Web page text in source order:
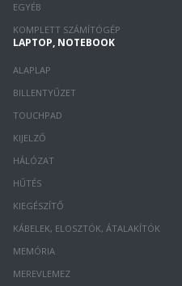
EGYÉB
KOMPLETT SZÁMÍTÓGÉP
LAPTOP, NOTEBOOK
ALAPLAP
BILLENTYŰZET
TOUCHPAD
KIJELZŐ
HÁLÓZAT
HŰTÉS
KIEGÉSZÍTŐ
KÁBELEK, ELOSZTÓK, ÁTALAKÍTÓK
MEMÓRIA
MEREVLEMEZ